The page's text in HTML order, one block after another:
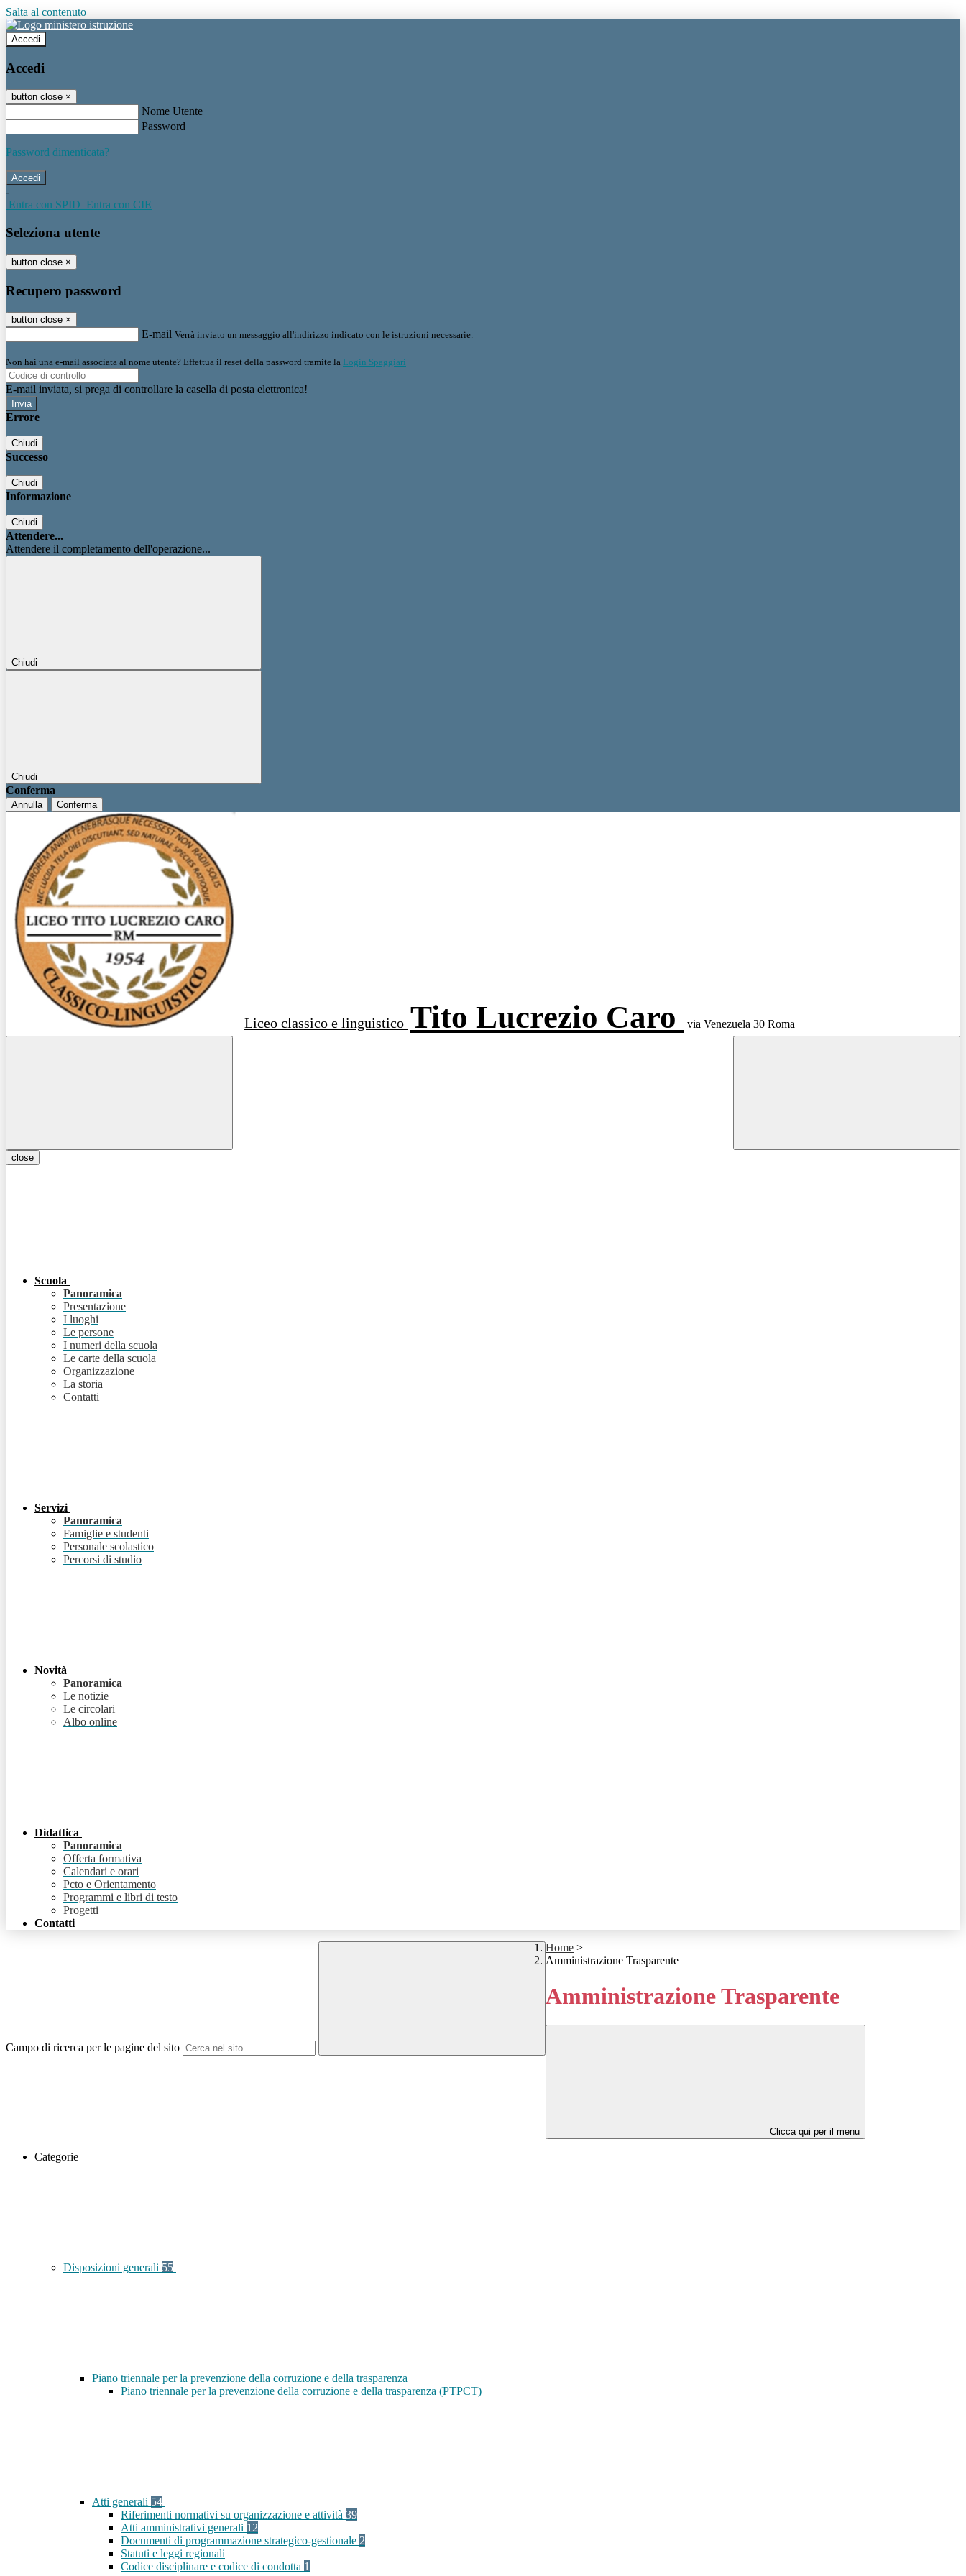
Salta al contenuto
Accedi
Accedi
button close ×
Nome Utente
Password
Password dimenticata?
-
Entra con SPID Entra con CIE
Seleziona utente
button close ×
Recupero password
button close ×
E-mail Verrà inviato un messaggio all'indirizzo indicato con le istruzioni necessarie.
Non hai una e-mail associata al nome utente? Effettua il reset della password tramite la Login Spaggiari
E-mail inviata, si prega di controllare la casella di posta elettronica!
Errore
Chiudi
Successo
Chiudi
Informazione
Chiudi
Attendere...
Attendere il completamento dell'operazione...
Chiudi
Chiudi
Conferma
Annulla Conferma
Liceo classico e linguistico Tito Lucrezio Caro via Venezuela 30 Roma
close
Scuola
Panoramica
Presentazione
I luoghi
Le persone
I numeri della scuola
Le carte della scuola
Organizzazione
La storia
Contatti
Servizi
Panoramica
Famiglie e studenti
Personale scolastico
Percorsi di studio
Novità
Panoramica
Le notizie
Le circolari
Albo online
Didattica
Panoramica
Offerta formativa
Calendari e orari
Pcto e Orientamento
Programmi e libri di testo
Progetti
Contatti
Campo di ricerca per le pagine del sito
Home >
Amministrazione Trasparente
Amministrazione Trasparente
Clicca qui per il menu
Categorie
Disposizioni generali 55
Piano triennale per la prevenzione della corruzione e della trasparenza
Piano triennale per la prevenzione della corruzione e della trasparenza (PTPCT)
Atti generali 54
Riferimenti normativi su organizzazione e attività 39
Atti amministrativi generali 12
Documenti di programmazione strategico-gestionale 2
Statuti e leggi regionali
Codice disciplinare e codice di condotta 1